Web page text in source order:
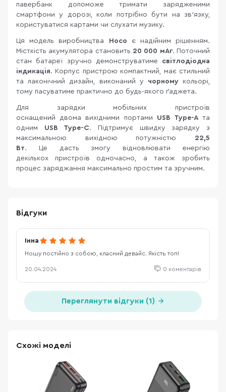
павербанк допоможе тримати зарядженими
смартфони у дорозі, коли потрібно бути на зв'язку,
користуватися картами чи слухати музику.
Ця модель виробництва Hoco є надійним рішенням.
Місткість акумулятора становить 20 000 мАг. Поточний
стан батареї зручно демонструватиме світлодіодна
індикація. Корпус пристрою компактний, має стильний
та лаконічний дизайн, виконаний у чорномукольорі,
тому пасуватиме практично до будь-якого ґаджета.
Для зарядки мобільних пристроїв
оснащений двома вихідними портами USB Type-Aта
одним USB Type-C. Підтримує швидку зарядку з
максимальною вихідною потужністю 22,5
Вт. Це дасть змогу відновлювати енергію
декількох пристроїв одночасно, а також зробить
процес заряджання максимально простим та зручним.
Відгуки
Інна
Ношу постійно з собою, класний девайс. Якість топ!
20.04.2024 0 коментарів
Переглянути відгуки (1)
Схожі моделі